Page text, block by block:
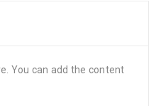
You can add the content